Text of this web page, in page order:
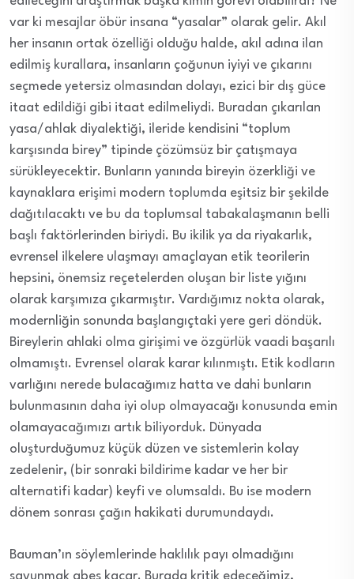
var ki mesajlar öbür insana “yasalar” olarak gelir. Akıl
her insanın ortak özelliği olduğu halde, akıl adına ilan
edilmiş kurallara, insanların çoğunun iyiyi ve çıkarını
seçmede yetersiz olmasından dolayı, ezici bir dış güce
itaat edildiği gibi itaat edilmeliydi. Buradan çıkarılan
yasa/ahlak diyalektiği, ileride kendisini “toplum
karşısında birey” tipinde çözümsüz bir çatışmaya
sürükleyecektir. Bunların yanında bireyin özerkliği ve
kaynaklara erişimi modern toplumda eşitsiz bir şekilde
dağıtılacaktı ve bu da toplumsal tabakalaşmanın belli
başlı faktörlerinden biriydi. Bu ikilik ya da riyakarlık,
evrensel ilkelere ulaşmayı amaçlayan etik teorilerin
hepsini, önemsiz reçetelerden oluşan bir liste yığını
olarak karşımıza çıkarmıştır. Vardığımız nokta olarak,
modernliğin sonunda başlangıçtaki yere geri döndük.
Bireylerin ahlaki olma girişimi ve özgürlük vaadi başarılı
olmamıştı. Evrensel olarak karar kılınmıştı. Etik kodların
varlığını nerede bulacağımız hatta ve dahi bunların
bulunmasının daha iyi olup olmayacağı konusunda emin
olamayacağımızı artık biliyorduk. Dünyada
oluşturduğumuz küçük düzen ve sistemlerin kolay
zedelenir, (bir sonraki bildirime kadar ve her bir
alternatifi kadar) keyfi ve olumsaldı. Bu ise modern
dönem sonrası çağın hakikati durumundaydı.
Bauman’ın söylemlerinde haklılık payı olmadığını
savunmak abes kaçar. Burada kritik edeceğimiz,